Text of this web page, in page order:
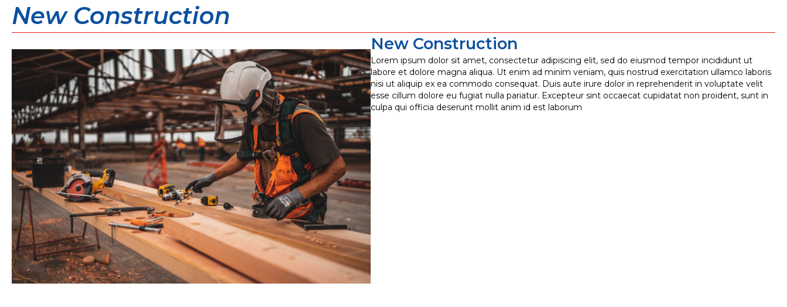
New Construction
New Construction
Lorem ipsum dolor sit amet, consectetur adipiscing elit, sed do eiusmod tempor incididunt ut
labore et dolore magna aliqua. Ut enim ad minim veniam, quis nostrud exercitation ullamco laboris
nisi ut aliquip ex ea commodo consequat. Duis aute irure dolor in reprehenderit in voluptate velit
esse cillum dolore eu fugiat nulla pariatur. Excepteur sint occaecat cupidatat non proident, sunt in
culpa qui officia deserunt mollit anim id est laborum